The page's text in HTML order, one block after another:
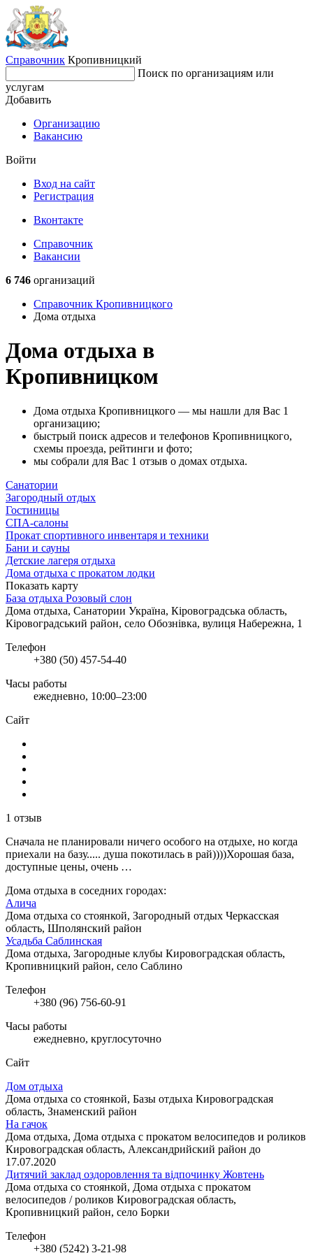
Справочник Кропивницкий
Поиск по организациям или
услугам
Добавить
Организацию
Вакансию
Войти
Вход на сайт
Регистрация
Вконтакте
Справочник
Вакансии
6 746 организаций
Справочник Кропивницкого
Дома отдыха
Дома отдыха в
Кропивницком
Дома отдыха Кропивницкого — мы нашли для Вас 1
организацию;
быстрый поиск адресов и телефонов Кропивницкого,
схемы проезда, рейтинги и фото;
мы собрали для Вас 1 отзыв о домах отдыха.
Санатории
Загородный отдых
Гостиницы
СПА-салоны
Прокат спортивного инвентаря и техники
Бани и сауны
Детские лагеря отдыха
Дома отдыха с прокатом лодки
Показать карту
База отдыха Розовый слон
Дома отдыха, Санатории Україна, Кіровоградська область,
Кіровоградський район, село Обознівка, вулиця Набережна, 1
Телефон
+380 (50) 457-54-40
Часы работы
ежедневно, 10:00–23:00
Сайт
1 отзыв
Сначала не планировали ничего особого на отдыхе, но когда
приехали на базу..... душа покотилась в рай))))Хорошая база,
доступные цены, очень …
Дома отдыха в соседних городах:
Алича
Дома отдыха со стоянкой, Загородный отдых Черкасская
область, Шполянский район
Усадьба Саблинская
Дома отдыха, Загородные клубы Кировоградская область,
Кропивницкий район, село Саблино
Телефон
+380 (96) 756-60-91
Часы работы
ежедневно, круглосуточно
Сайт
Дом отдыха
Дома отдыха со стоянкой, Базы отдыха Кировоградская
область, Знаменский район
На гачок
Дома отдыха, Дома отдыха с прокатом велосипедов и роликов
Кировоградская область, Александрийский район до
17.07.2020
Дитячий заклад оздоровлення та відпочинку Жовтень
Дома отдыха со стоянкой, Дома отдыха с прокатом
велосипедов / роликов Кировоградская область,
Кропивницкий район, село Борки
Телефон
+380 (5242) 3-21-98